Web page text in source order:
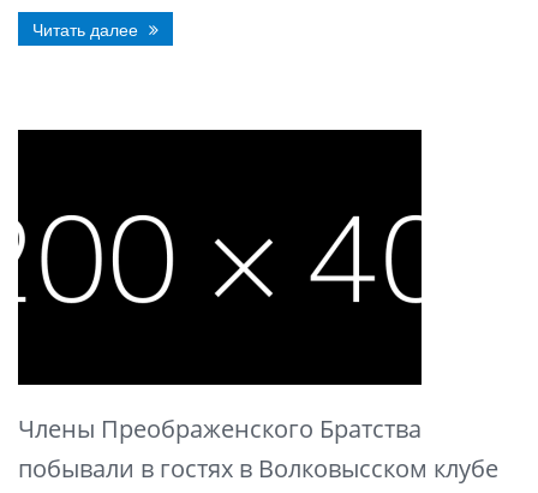
Читать далее
Члены Преображенского Братства
побывали в гостях в Волковысском клубе